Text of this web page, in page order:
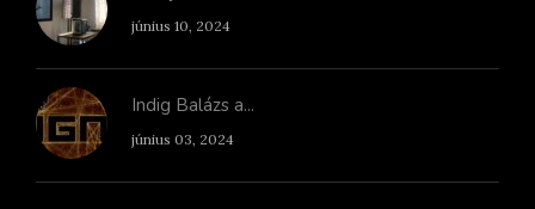
június 10, 2024
Indig Balázs a...
június 03, 2024